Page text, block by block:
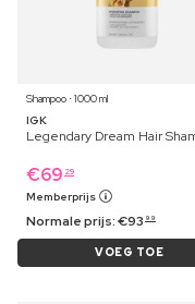
Shampoo ⋅ 1000 ml
IGK
Legendary Dream Hair
€69 29
Memberprijs
Normale prijs:€93 99
VOEG TOE